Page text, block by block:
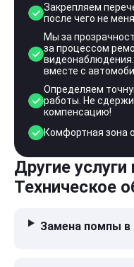
Закрепляем
после чего не
Мы за
за процессом
вместе с
Определяем
работы. Не
компенсацию!
Комфортная зона
Другие услуги
Техническое
Замена помпы в